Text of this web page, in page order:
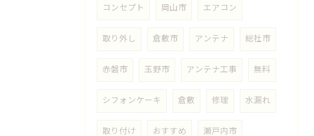
コンセプト 岡山市 エアコン
取り外し 倉敷市 アンテナ 総社市
赤磐市 玉野市 アンテナ工事 無料
シフォンケーキ 倉敷 修理 水漏れ
取り付け おすすめ 瀬戸内市